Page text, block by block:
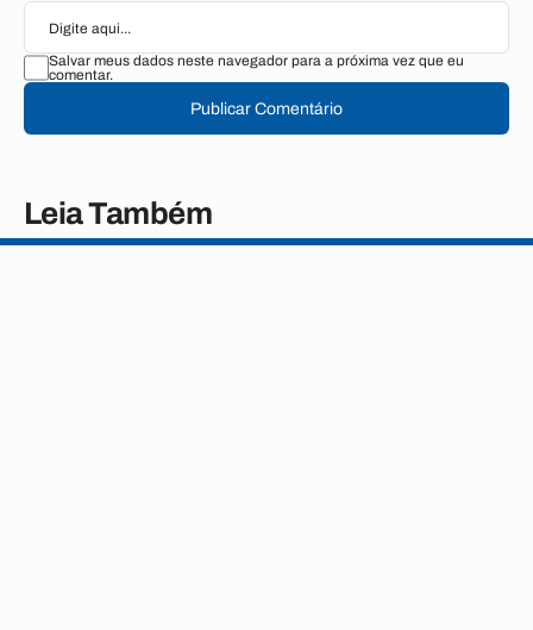
Salvar meus dados neste navegador para a próxima vez que eu
comentar.
Publicar Comentário
Leia Também